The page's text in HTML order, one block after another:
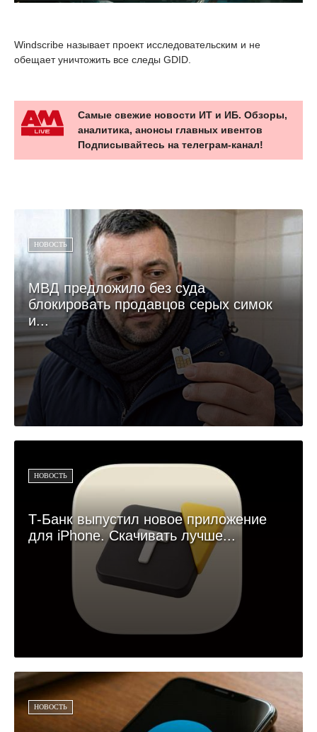
Windscribe называет проект исследовательским и не
обещает уничтожить все следы GDID.
Самые свежие новости ИТ и ИБ. Обзоры,
аналитика, анонсы главных ивентов
Подписывайтесь на телеграм-канал!
НОВОСТЬ
МВД предложило без суда
блокировать продавцов серых симок
и...
НОВОСТЬ
Т-Банк выпустил новое приложение
для iPhone. Скачивать лучше...
НОВОСТЬ